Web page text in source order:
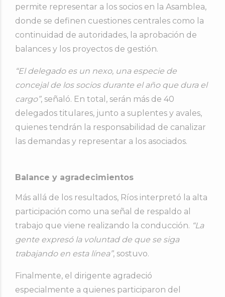
permite representar a los socios en la Asamblea,
donde se definen cuestiones centrales como la
continuidad de autoridades, la aprobación de
balances y los proyectos de gestión.
“El delegado es un nexo, una especie de
concejal de los socios durante el año que dura el
cargo”, señaló. En total, serán más de 40
delegados titulares, junto a suplentes y avales,
quienes tendrán la responsabilidad de canalizar
las demandas y representar a los asociados.
Balance y agradecimientos
Más allá de los resultados, Ríos interpretó la alta
participación como una señal de respaldo al
trabajo que viene realizando la conducción. “La
gente expresó la voluntad de que se siga
trabajando en esta línea”, sostuvo.
Finalmente, el dirigente agradeció
especialmente a quienes participaron del